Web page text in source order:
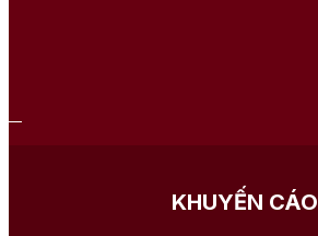
KHUYẾN CÁO